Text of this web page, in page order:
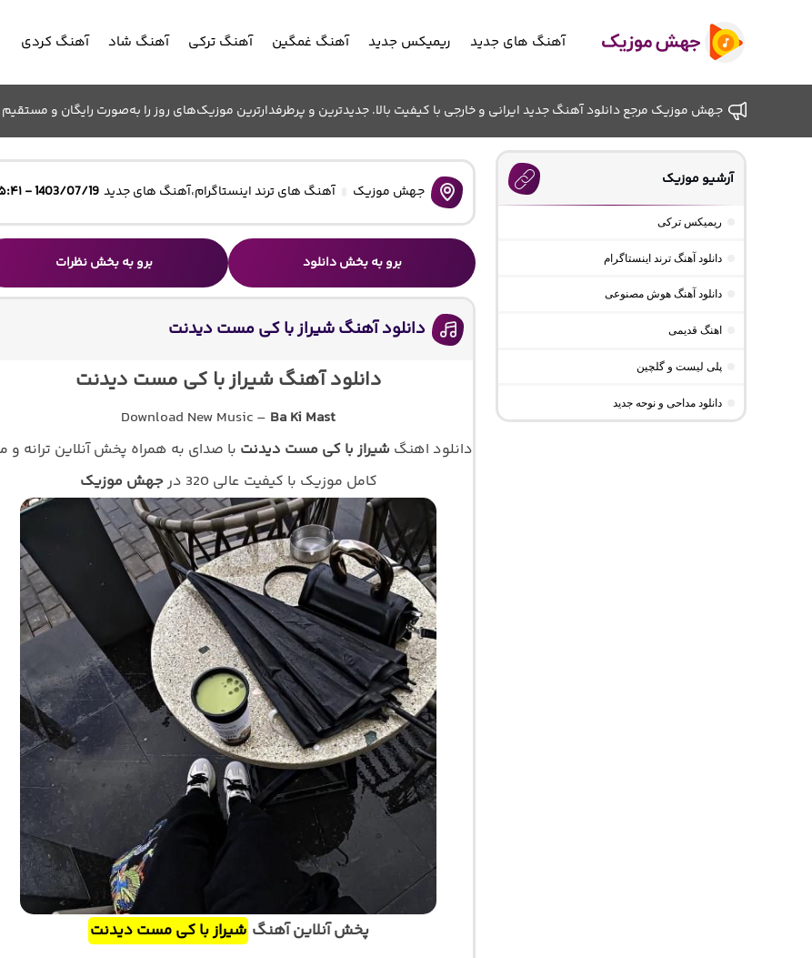
آهنگ های جدید ریمیکس جدید آهنگ غمگین آهنگ ترکی آهنگ شاد آهنگ کردی
جهش موزیک مرجع دانلود آهنگ جدید ایرانی و خارجی با کیفیت بالا. جدیدترین و پرطرفدارترین موزیک‌های روز را به‌صورت رایگان و مستقیم
جهش موزیک آهنگ های ترند اینستاگرام،آهنگ های جدید 1403/07/19 - ۱۵:۴۱
برو به بخش دانلود برو به بخش نظرات
دانلود آهنگ شیراز با کی مست دیدنت
دانلود آهنگ شیراز با کی مست دیدنت
Download New Music – Ba Ki Mast
دانلود اهنگ شیراز با کی مست دیدنت با صدای به همراه پخش آنلاین ترانه و
کامل موزیک با کیفیت عالی 320 در
جهش موزیک
پخش آنلاین آهنگ شیراز با کی مست دیدنت
آرشیو موزیک
ریمیکس ترکی
دانلود آهنگ ترند اینستاگرام
دانلود آهنگ هوش مصنوعی
اهنگ قدیمی
پلی لیست و گلچین
دانلود مداحی و نوحه جدید